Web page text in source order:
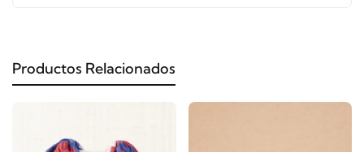
Productos Relacionados